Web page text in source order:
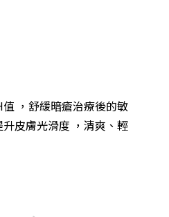
，舒緩暗瘡治療後的敏
皮膚光滑度 ，清爽、輕